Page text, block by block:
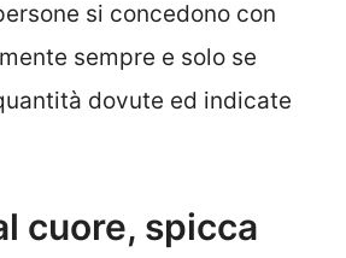
si concedono con
sempre e solo se
dovute ed indicate
cuore, spicca